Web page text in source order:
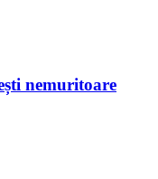
nemuritoare